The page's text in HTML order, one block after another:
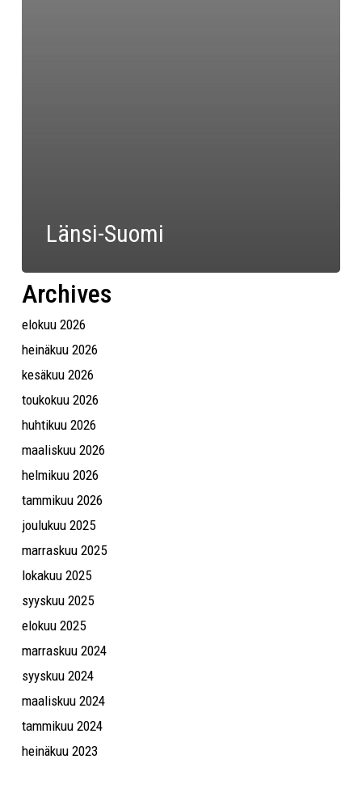
Länsi-Suomi
Archives
elokuu 2026
heinäkuu 2026
kesäkuu 2026
toukokuu 2026
huhtikuu 2026
maaliskuu 2026
helmikuu 2026
tammikuu 2026
joulukuu 2025
marraskuu 2025
lokakuu 2025
syyskuu 2025
elokuu 2025
marraskuu 2024
syyskuu 2024
maaliskuu 2024
tammikuu 2024
heinäkuu 2023